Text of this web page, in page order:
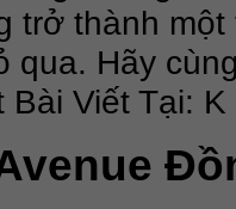
trở thành
qua. Hãy
Bài Viết Tại: